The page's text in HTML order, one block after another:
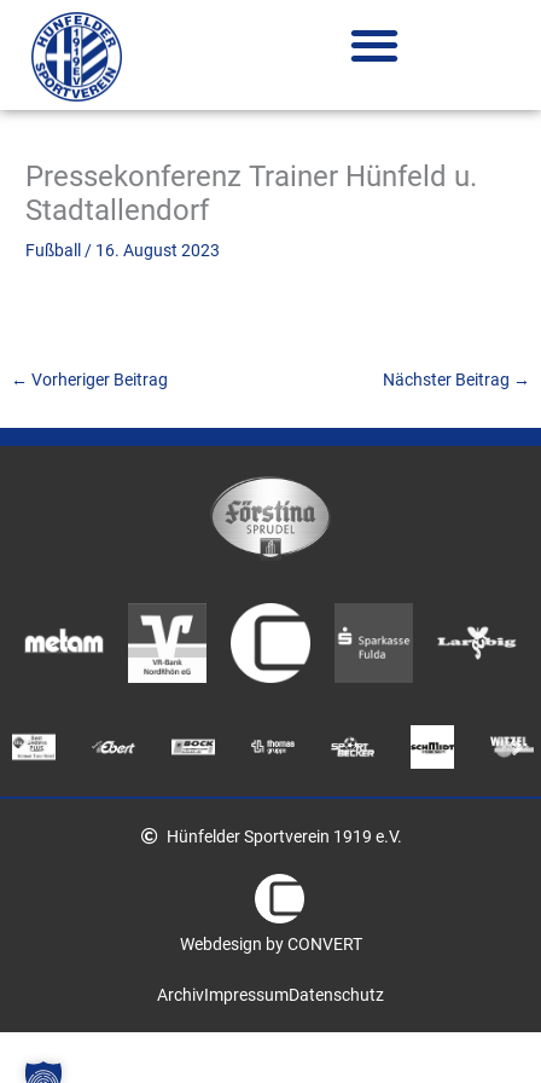
Inhalt
springen
Pressekonferenz Trainer Hünfeld u.
Stadtallendorf
Fußball / 16. August 2023
← Vorheriger Beitrag Nächster Beitrag →
Hünfelder Sportverein 1919 e.V.
Webdesign by CONVERT
ArchivImpressumDatenschutz